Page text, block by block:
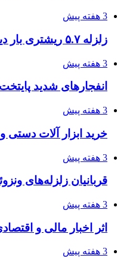
3 هفته پیش
زلزله ۵.۷ ریشتری بار دیگر حوالی کوزران کرمانشاه را لرزاند
3 هفته پیش
انفجارهای شدید
3 هفته پیش
خرید ابزار آلات دستی
3 هفته پیش
قربانیان زلزله‌های ونزوئلا از ۵۰۰۰ نفر
3 هفته پیش
اثر اخبار مالی و
3 هفته پیش